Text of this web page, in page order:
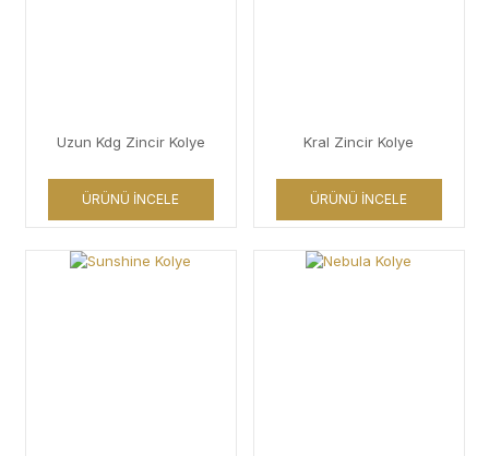
Uzun Kdg Zincir Kolye
ÜRÜNÜ İNCELE
Kral Zincir Kolye
ÜRÜNÜ İNCELE